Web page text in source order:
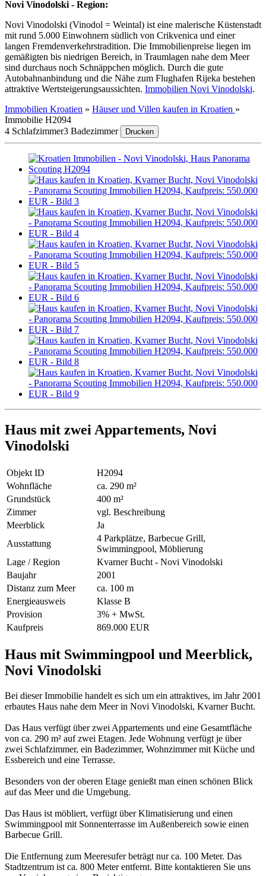
Novi Vinodolski - Region:
Novi Vinodolski (Vinodol = Weintal) ist eine malerische Küstenstadt
mit rund 5.000 Einwohnern südlich von Crikvenica und einer
langen Fremdenverkehrstradition. Die Immobilienpreise liegen im
gemäßigten bis niedrigen Bereich, in Traumlagen nahe dem Meer
sind durchaus noch Schnäppchen möglich. Durch die gute
Autobahnanbindung und die Nähe zum Flughafen Rijeka bestehen
attraktive Wertsteigerungsaussichten. Immobilien Novi Vinodolski.
Immobilien Kroatien » Häuser und Villen kaufen in Kroatien »
Immobilie H2094
4 Schlafzimmer3 Badezimmer Drucken
Haus mit zwei Appartements, Novi
Vinodolski
Objekt ID
H2094
Wohnfläche
ca. 290 m²
Grundstück
400 m²
Zimmer
vgl. Beschreibung
Meerblick
Ja
Ausstattung
4 Parkplätze, Barbecue Grill,
Swimmingpool, Möblierung
Lage / Region
Kvarner Bucht - Novi Vinodolski
Baujahr
2001
Distanz zum Meer
ca. 100 m
Energieausweis
Klasse B
Provision
3% + MwSt.
Kaufpreis
869.000 EUR
Haus mit Swimmingpool und Meerblick,
Novi Vinodolski
Bei dieser Immobilie handelt es sich um ein attraktives, im Jahr 2001
erbautes Haus nahe dem Meer in Novi Vinodolski, Kvarner Bucht.
Das Haus verfügt über zwei Appartements und eine Gesamtfläche
von ca. 290 m² auf zwei Etagen. Jede Wohnung verfügt je über
zwei Schlafzimmer, ein Badezimmer, Wohnzimmer mit Küche und
Essbereich und eine Terrasse.
Besonders von der oberen Etage genießt man einen schönen Blick
auf das Meer und die Umgebung.
Das Haus ist möbliert, verfügt über Klimatisierung und einen
Swimmingpool mit Sonnenterrasse im Außenbereich sowie einen
Barbecue Grill.
Die Entfernung zum Meeresufer beträgt nur ca. 100 Meter. Das
Stadtzentrum ist ca. 800 Meter entfernt. Bitte kontaktieren Sie uns